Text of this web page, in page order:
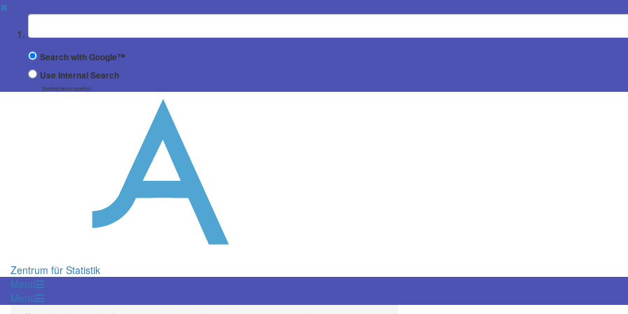
✖
Suchbegriff
Search with Google™
Use Internal Search
(limited result quality)
Zentrum für Statistik
Menü
Menü